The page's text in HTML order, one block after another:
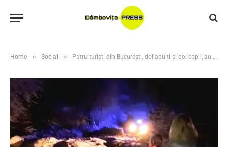
Home » Social » Patru turiști din București, doi adulți și doi copii, au fost sprijiniți de jandarmii montani dâmbovițeni după ce au rămas înzăpeziți cu autoturismul într-o zonă greu accesibilă din Masivul Bucegi